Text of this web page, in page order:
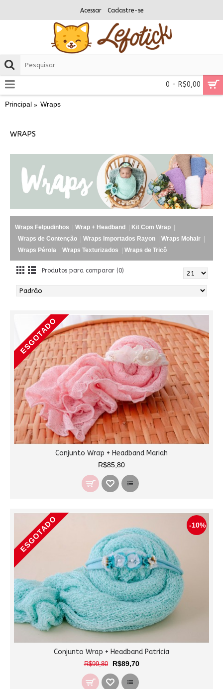
Acessar Cadastre-se
0 - R$0,00
Principal Wraps
WRAPS
Wraps Felpudinhos Wrap + Headband
Kit Com Wrap
Wraps de Contenção
Wraps Importados Rayon
Wraps Mohair
Wraps Pérola
Wraps Texturizados Wraps de Tricô
Produtos para comparar (0)
ESGOTADO
Conjunto Wrap + Headband Mariah
R$85,80
-10%
ESGOTADO
Conjunto Wrap + Headband Patricia
R$99,80 R$89,70